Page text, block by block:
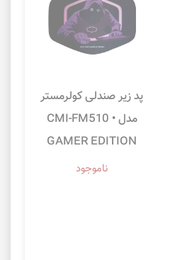
پد زیر صندلی کولرمستر
مدل CMI-FM510 •
GAMER EDITION
ناموجود